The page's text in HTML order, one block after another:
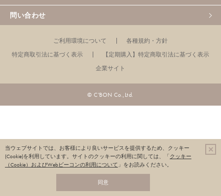
問い合わせ
ご利用環境について
各種規約・方針
特定商取引法に基づく表示
【定期購入】特定商取引法に基づく表示
企業サイト
© C'BON Co.,Ltd.
当ウェブサイトでは、お客様により良いサービスを提供するため、クッキー
(Cookie)を利用しています。 サイトのクッキーの利用に関しては、「クッキー
（Cookie）およびWebビーコンの利用について 」をお読みください。
同意